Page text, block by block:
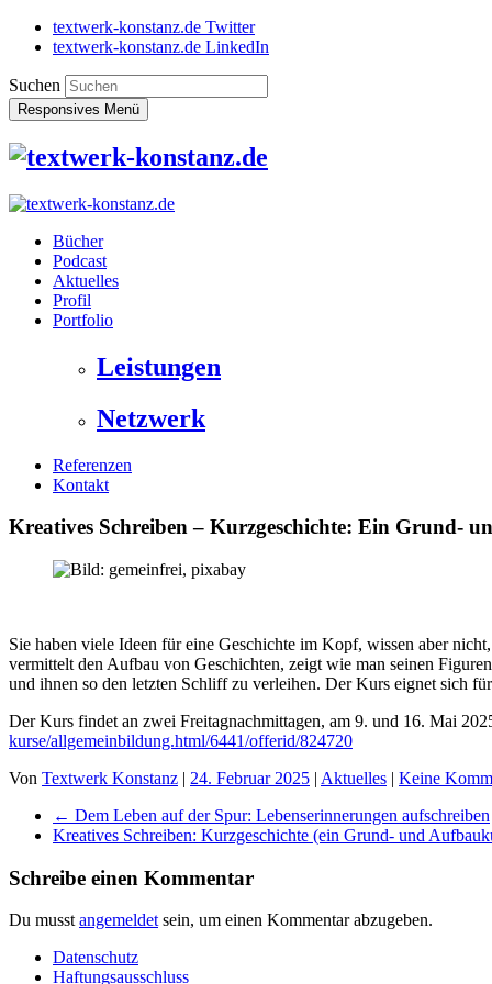
textwerk-konstanz.de Twitter
textwerk-konstanz.de LinkedIn
Suchen
Responsives Menü
Bücher
Podcast
Aktuelles
Profil
Portfolio
Leistungen
Netzwerk
Referenzen
Kontakt
Kreatives Schreiben – Kurzgeschichte: Ein Grund-
Sie haben viele Ideen für eine Geschichte im Kopf, wissen aber
vermittelt den Aufbau von Geschichten, zeigt wie man seinen
und ihnen so den letzten Schliff zu verleihen. Der Kurs eignet sich
Der Kurs findet an zwei Freitagnachmittagen, am 9. und 16. Mai
kurse/allgemeinbildung.html/6441/offerid/824720
Von Textwerk Konstanz | 24. Februar 2025 | Aktuelles | Keine
← Dem Leben auf der Spur: Lebenserinnerungen aufschreiben
Kreatives Schreiben: Kurzgeschichte (ein Grund- und
Schreibe einen Kommentar
Du musstangemeldetsein, um einen Kommentar abzugeben.
Datenschutz
Haftungsausschluss